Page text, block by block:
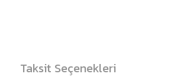
Taksit Seçenekleri